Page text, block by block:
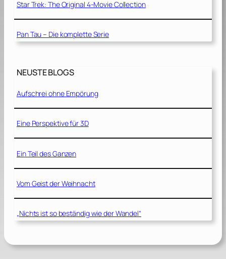
Star Trek: The Original 4-Movie Collection
Pan Tau – Die komplette Serie
NEUSTE BLOGS
Aufschrei ohne Empörung
Eine Perspektive für 3D
Ein Teil des Ganzen
Vom Geist der Weihnacht
„Nichts ist so beständig wie der Wandel“